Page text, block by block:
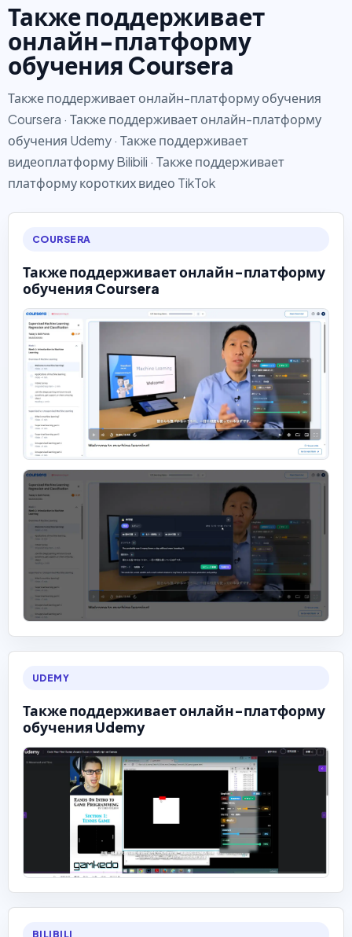
Также поддерживает
онлайн-платформу
обучения Coursera
Также поддерживает онлайн-платформу обучения
Coursera · Также поддерживает онлайн-платформу
обучения Udemy · Также поддерживает
видеоплатформу Bilibili · Также поддерживает
платформу коротких видео TikTok
COURSERA
Также поддерживает онлайн-платформу
обучения Coursera
UDEMY
Также поддерживает онлайн-платформу
обучения Udemy
BILIBILI